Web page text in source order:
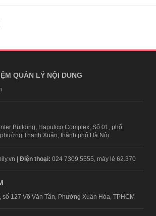
QUẢN LÝ NỘI DUNG
Building, Hapulico Complex, Số 01, phố
Thanh Xuân, thành phố Hà Nội
| Điện thoại: 024 7309 5555, máy lẻ 62.370
số 127 Võ Văn Tần, Phường Xuân Hòa, TPHCM